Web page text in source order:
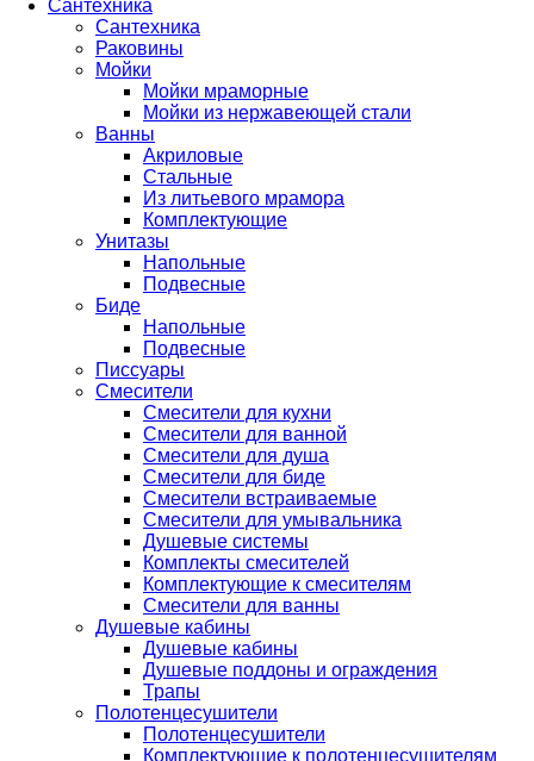
Сантехника
Сантехника
Раковины
Мойки
Мойки мраморные
Мойки из нержавеющей стали
Ванны
Акриловые
Стальные
Из литьевого мрамора
Комплектующие
Унитазы
Напольные
Подвесные
Биде
Напольные
Подвесные
Писсуары
Смесители
Смесители для кухни
Смесители для ванной
Смесители для душа
Смесители для биде
Смесители встраиваемые
Смесители для умывальника
Душевые системы
Комплекты смесителей
Комплектующие к смесителям
Смесители для ванны
Душевые кабины
Душевые кабины
Душевые поддоны и ограждения
Трапы
Полотенцесушители
Полотенцесушители
Комплектующие к полотенцесушителям